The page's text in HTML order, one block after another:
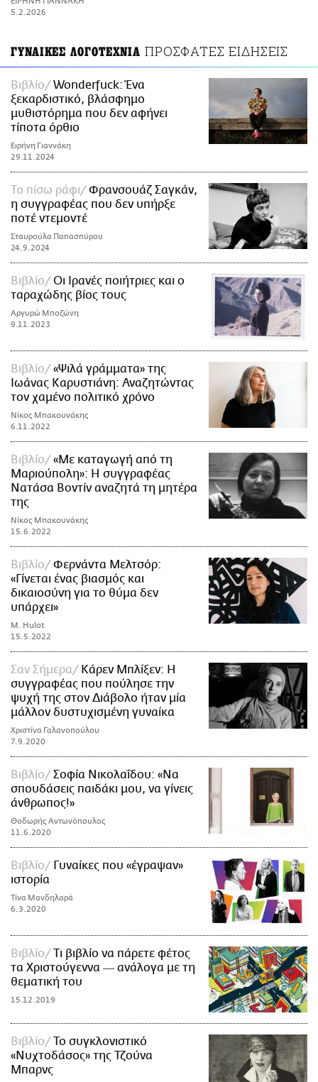
ΑΜΠΑ
5.2.2026
ΓΥΝΑΙΚΕΣ ΛΟΓΟΤΕΧΝΙΑ ΠΡΟΣΦΑΤΕΣ ΕΙΔΗΣΕΙΣ
Βιβλίο
Wonderfuck: Ένα
ξεκαρδιστικό, βλάσφημο
μυθιστόρημα που δεν αφήνει
τίποτα όρθιο
Ειρήνη Γιαννάκη
29.11.2024
Το πίσω ράφι
Φρανσουάζ Σαγκάν,
η συγγραφέας που δεν υπήρξε
ποτέ ντεμοντέ
Σταυρούλα Παπασπύρου
24.9.2024
Βιβλίο
Οι Ιρανές ποιήτριες και ο
ταραχώδης βίος τους
Αργυρώ Μποζώνη
9.11.2023
Βιβλίο
«Ψιλά γράμματα» της
Ιωάνας Καρυστιάνη: Αναζητώντας
τον χαμένο πολιτικό χρόνο
Νίκος Μπακουνάκης
6.11.2022
Βιβλίο
«Με καταγωγή από τη
Μαριούπολη»: Η συγγραφέας
Νατάσα Βοντίν αναζητά τη μητέρα
της
Νίκος Μπακουνάκης
15.6.2022
Βιβλίο
Φερνάντα Μελτσόρ:
«Γίνεται ένας βιασμός και
δικαιοσύνη για το θύμα δεν
υπάρχει»
M. Hulot
15.5.2022
Σαν Σήμερα
Κάρεν Μπλίξεν: Η
συγγραφέας που πούλησε την
ψυχή της στον Διάβολο ήταν μία
μάλλον δυστυχισμένη γυναίκα
Χριστίνα Γαλανοπούλου
7.9.2020
Βιβλίο
Σοφία Νικολαΐδου: «Να
σπουδάσεις παιδάκι μου, να γίνεις
άνθρωπος!»
Θοδωρής Αντωνόπουλος
11.6.2020
Βιβλίο
Γυναίκες που «έγραψαν»
ιστορία
Τίνα Μανδηλαρά
6.3.2020
Βιβλίο
Τι βιβλίο να πάρετε φέτος
τα Χριστούγεννα ― ανάλογα με τη
θεματική του
15.12.2019
Βιβλίο
Το συγκλονιστικό
«Νυχτοδάσος» της Τζούνα
Μπαρνς